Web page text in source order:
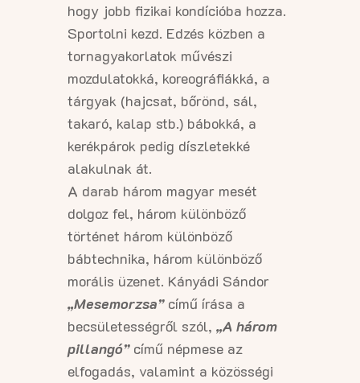
hogy jobb fizikai kondícióba hozza.
Sportolni kezd. Edzés közben a
tornagyakorlatok művészi
mozdulatokká, koreográfiákká, a
tárgyak (hajcsat, bőrönd, sál,
takaró, kalap stb.) bábokká, a
kerékpárok pedig díszletekké
alakulnak át.
A darab három magyar mesét
dolgoz fel, három különböző
történet három különböző
bábtechnika, három különböző
morális üzenet. Kányádi Sándor
„Mesemorzsa”című írása a
becsületességről szól, „A három
pillangó”című népmese az
elfogadás, valamint a közösségi